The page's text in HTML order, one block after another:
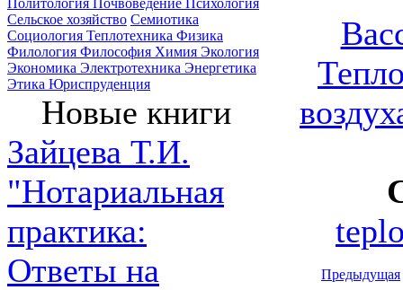
Политология Почвоведение Психология
Сельское хозяйство Семиотика
Социология Теплотехника Физика
Филология Философия Химия Экология
Экономика Электротехника Энергетика
Этика Юриспруденция
Новые книги
Зайцева Т.И.
"Нотариальная
практика:
Ответы на
Предыдущая